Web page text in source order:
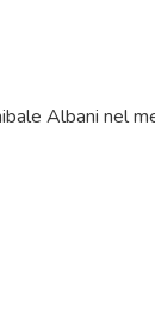
Albani nel